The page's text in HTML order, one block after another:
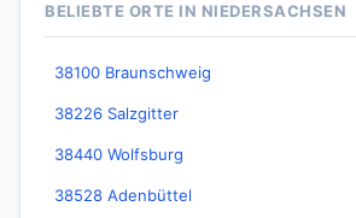
BELIEBTE ORTE IN NIEDERSACHSEN
38100 Braunschweig
38226 Salzgitter
38440 Wolfsburg
38528 Adenbüttel